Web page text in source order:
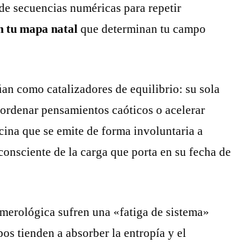
secuencias numéricas para repetir
tu mapa natal que determinan tu campo
como catalizadores de equilibrio: su sola
pensamientos caóticos o acelerar
que se emite de forma involuntaria a
de la carga que porta en su fecha de
sufren una «fatiga de sistema»
tienden a absorber la entropía y el